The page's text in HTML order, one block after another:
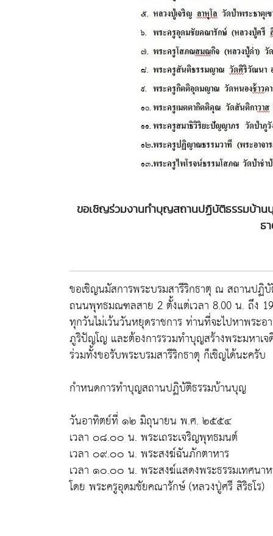
ขอเชิญร่วมงานทำบุญสถานปฏิบัติธรรมบ้า
ธ
ขอเชิญนมัสการพระบรมสารีริกธาตุ ณ สถานปฏิ
ถนนพุทธมณฑลสาย 2 ตั้งแต่เวลา 8.00 น. ถึง
ทุกวันไม่เว้นวันหยุดราชการ ท่านที่จะไปหาพระอ
ภูริปัญโญ และต้องการรวมทำบุญสร้างพระมหาเ
ร่วมทั้งขอรับพระบรมสารีริกธาตุ ก็เชิญได้นะครับ
กำหนดการทำบุญสถานปฏิบัติธรรมบ้านบุญ
วันอาทิตย์ที่ ๑๒ มิถุนายน พ.ศ. ๒๕๕๔
เวลา ๐๘.๐๐ น. พระเถระเจริญพุทธมนต์
เวลา ๐๙.๐๐ น. พระสงฆ์ฉันภักตาหาร
เวลา ๑๐.๐๐ น. พระสงฆ์แสดงพระธรรมเทศน
โดย พระครูอุดมชัยคณารักษ์ (หลวงปู่ศรี สิริธโร)